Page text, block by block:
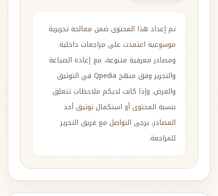
تم إعداد هذا المحتوى ضمن معالجة تحريرية
موسوعية اعتمدت على مراجعات داخلية
ومصادر معرفية متنوعة، مع إعادة الصياغة
والتحرير وفق منهج Qpedia في التوثيق
والعرض. وإذا كانت لديكم ملاحظات تتعلق
بنسبة المحتوى أو استكمال توثيق أحد
المصادر، يرجى التواصل مع فريق التحرير
للمراجعة.